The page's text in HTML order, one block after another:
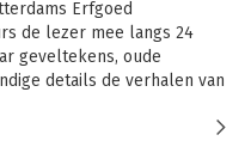
Erfgoed
de lezer mee langs 24
geveltekens, oude
details de verhalen van
het Rotterdam van toen: